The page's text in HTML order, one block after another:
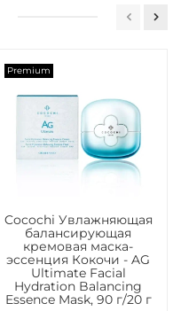
Premium
Cocochi Увлажняющая
балансирующая
кремовая маска-
эссенция Кокочи - AG
Ultimate Facial
Hydration Balancing
Essence Mask, 90 г/20 г